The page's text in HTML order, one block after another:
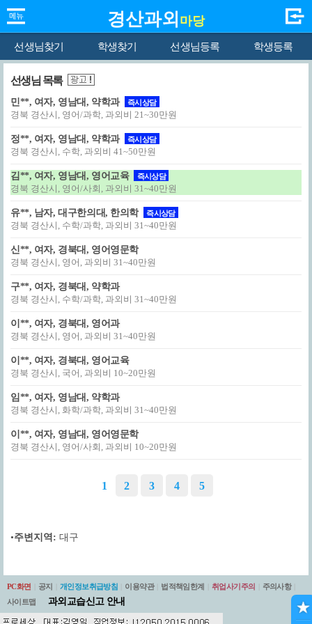
경산과외 마당
선생님찾기 학생찾기 선생님등록 학생등록
선생님 목록
민**, 여자, 영남대, 약학과 즉시상담
경북 경산시, 영어/과학, 과외비 21~30만원
정**, 여자, 영남대, 약학과 즉시상담
경북 경산시, 수학, 과외비 41~50만원
김**, 여자, 영남대, 영어교육 즉시상담
경북 경산시, 영어/사회, 과외비 31~40만원
유**, 남자, 대구한의대, 한의학 즉시상담
경북 경산시, 수학/과학, 과외비 31~40만원
신**, 여자, 경북대, 영어영문학
경북 경산시, 영어, 과외비 31~40만원
구**, 여자, 경북대, 약학과
경북 경산시, 수학/과학, 과외비 31~40만원
이**, 여자, 경북대, 영어과
경북 경산시, 영어, 과외비 31~40만원
이**, 여자, 경북대, 영어교육
경북 경산시, 국어, 과외비 10~20만원
임**, 여자, 영남대, 약학과
경북 경산시, 화학/과학, 과외비 31~40만원
이**, 여자, 영남대, 영어영문학
경북 경산시, 영어/사회, 과외비 10~20만원
1 2 3 4 5
•주변지역: 대구
PC화면 공지 개인정보취급방침 이용약관 법적책임한계 취업사기주의 주의사항
사이트맵
과외교습신고 안내